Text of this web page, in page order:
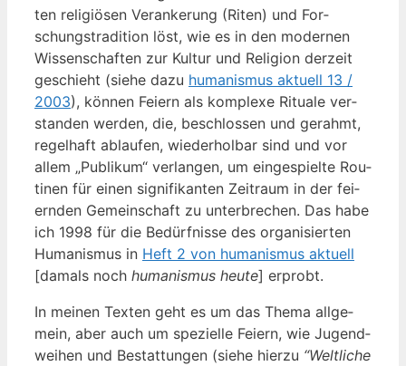
ten reli­giö­sen Ver­an­ke­rung (Riten) und For­
schungs­tra­di­ti­on löst, wie es in den moder­nen
Wis­sen­schaf­ten zur Kul­tur und Reli­gi­on der­zeit
geschieht (sie­he dazu huma­nis­mus aktu­ell 13 /
2003), kön­nen Fei­ern als kom­ple­xe Ritua­le ver­
stan­den wer­den, die, beschlos­sen und gerahmt,
regel­haft ablau­fen, wie­der­hol­bar sind und vor
allem „Publi­kum“ ver­lan­gen, um ein­ge­spiel­te Rou­
ti­nen für einen signi­fi­kan­ten Zeit­raum in der fei­
ern­den Gemein­schaft zu unter­bre­chen. Das habe
ich 1998 für die Bedürf­nis­se des orga­ni­sier­ten
Huma­nis­mus in Heft 2 von huma­nis­mus aktu­ell
[damals noch huma­nis­mus heu­te] erprobt.
In mei­nen Tex­ten geht es um das The­ma all­ge­
mein, aber auch um spe­zi­el­le Fei­ern, wie Jugend­
wei­hen und Bestat­tun­gen (sie­he hier­zu “Welt­li­che